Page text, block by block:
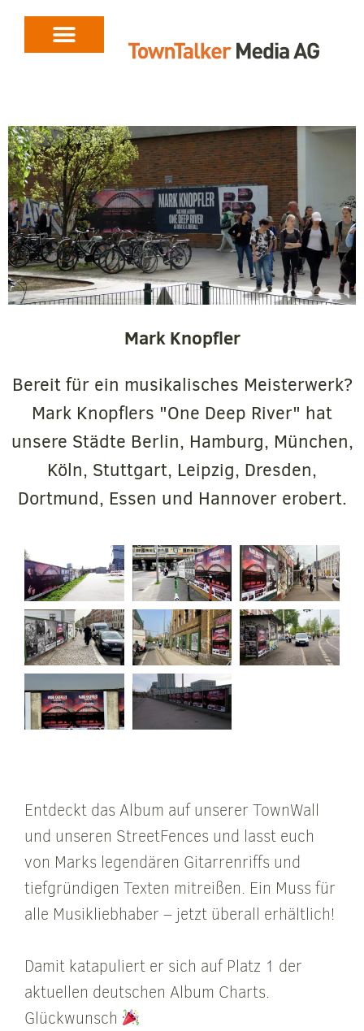
Mark Knopfler
Bereit für ein musikalisches Meisterwerk?
Mark Knopflers "One Deep River" hat
unsere Städte Berlin, Hamburg, München,
Köln, Stuttgart, Leipzig, Dresden,
Dortmund, Essen und Hannover erobert.
Entdeckt das Album auf unserer TownWall
und unseren StreetFences und lasst euch
von Marks legendären Gitarrenriffs und
tiefgründigen Texten mitreißen. Ein Muss für
alle Musikliebhaber – jetzt überall erhältlich!
Damit katapuliert er sich auf Platz 1 der
aktuellen deutschen Album Charts.
Glückwunsch